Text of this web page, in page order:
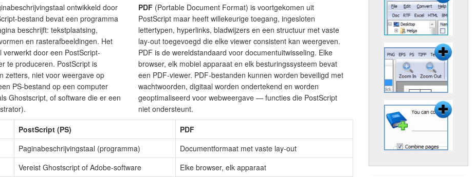
ontwikkeld door
bestand bevat een programma
beschrijft: tekstplaatsing,
en rasterafbeeldingen. Het
door een PostScript-
te produceren. PostScript is
zetters, niet voor weergave op
PS-bestand op een computer
Ghostscript, of software die er een
PDF (Portable Document Format) is voortgekomen uit
PostScript maar heeft willekeurige toegang, ingesloten
lettertypen, hyperlinks, bladwijzers en een structuur met vaste
lay-out toegevoegd die elke viewer consistent kan weergeven.
PDF is de wereldstandaard voor documentuitwisseling. Elke
browser, elk mobiel apparaat en elk besturingssysteem bevat
een PDF-viewer. PDF-bestanden kunnen worden beveiligd met
wachtwoorden, digitaal worden ondertekend en worden
geoptimaliseerd voor webweergave — functies die PostScript
niet ondersteunt.
PostScript (PS)
PDF
Paginabeschrijvingstaal (programma)
Documentformaat met vaste lay-out
Vereist Ghostscript of Adobe-software
Elke browser, elk apparaat